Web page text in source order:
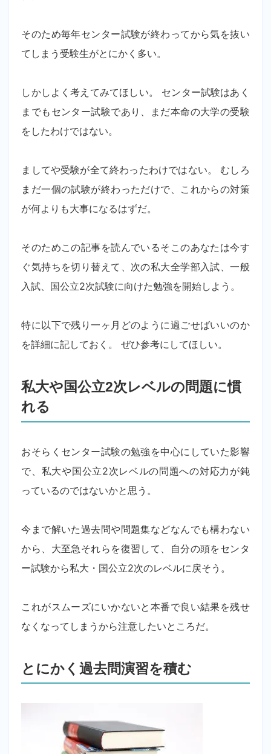
そのため毎年センター試験が終わってから気を抜い
てしまう受験生がとにかく多い。
しかしよく考えてみてほしい。 センター試験はあく
までもセンター試験であり、まだ本命の大学の受験
をしたわけではない。
ましてや受験が全て終わったわけではない。 むしろ
まだ一個の試験が終わっただけで、これからの対策
が何よりも大事になるはずだ。
そのためこの記事を読んでいるそこのあなたは今す
ぐ気持ちを切り替えて、次の私大全学部入試、一般
入試、国公立2次試験に向けた勉強を開始しよう。
特に以下で残り一ヶ月どのように過ごせばいいのか
を詳細に記しておく。 ぜひ参考にしてほしい。
私大や国公立2次レベルの問題に慣
れる
おそらくセンター試験の勉強を中心にしていた影響
で、私大や国公立2次レベルの問題への対応力が鈍
っているのではないかと思う。
今まで解いた過去問や問題集などなんでも構わない
から、大至急それらを復習して、自分の頭をセンタ
ー試験から私大・国公立2次のレベルに戻そう。
これがスムーズにいかないと本番で良い結果を残せ
なくなってしまうから注意したいところだ。
とにかく過去問演習を積む